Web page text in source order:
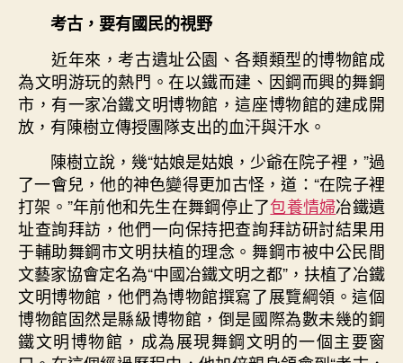
考古，要有國民的視野
近年來，考古遺址公園、各類類型的博物館成
為文明游玩的熱門。在以鐵而建、因鋼而興的舞鋼
市，有一家冶鐵文明博物館，這座博物館的建成開
放，有陳樹立傳授團隊支出的血汗與汗水。
陳樹立說，幾“姑娘是姑娘，少爺在院子裡，”過
了一會兒，他的神色變得更加古怪，道：“在院子裡
打架。”年前他和先生在舞鋼停止了包養情婦冶鐵遺
址查詢拜訪，他們一向保持把查詢拜訪研討結果用
于輔助舞鋼市文明扶植的理念。舞鋼市被中公民間
文藝家協會定名為“中國冶鐵文明之都”，扶植了冶鐵
文明博物館，他們為博物館撰寫了展覽綱領。這個
博物館固然是縣級博物館，倒是國際為數未幾的鋼
鐵文明博物館，成為展現舞鋼文明的一個主要窗